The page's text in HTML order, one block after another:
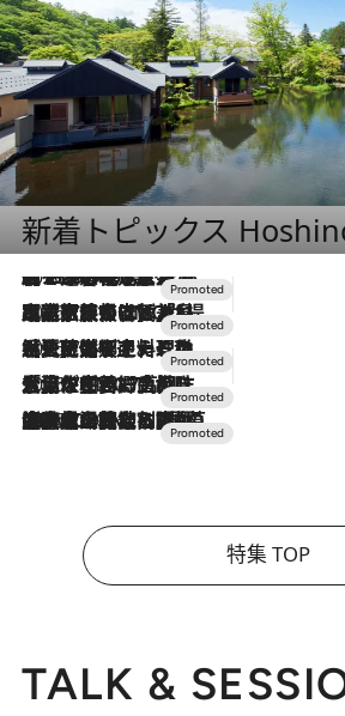
新着トピックス
2026.8.7
【トンボの足水浴】ヒノキの香りに包まれて涼感マックス！約13℃の湧水かけ流しを避暑地「星野温泉 トンボの湯」で体験
2026.7.31
【ホテル帰省】という選択肢をOMOが提案。家族とほどよい距離を保つには「昼は実家、夜は気兼ねなくホテルで！」
2026.7.24
【夏限定ディナーコース】旬を迎える稚鮎や花ズッキーニなどをイタリア・トスカーナの郷土料理の手法で満喫！
2026.7.17
「土佐和ハーブかき氷」がOMO7高知に登場！生姜、山椒、大葉など目にも舌にも涼を呼ぶ郷土の味
2026.7.10
NEW OPEN！【界 草津】名湯の地に誕生。趣の異なる2種の温泉と上州ならではの会席・蕎麦割烹など美食を味わう究極の癒やし旅
特集 TOP
TALK &